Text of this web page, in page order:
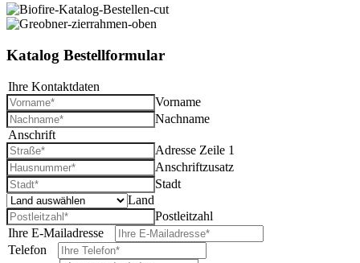
Katalog Bestellformular
Ihre Kontaktdaten
Vorname
Nachname
Anschrift
Adresse Zeile 1
Anschriftzusatz
Stadt
Land
Postleitzahl
Ihre E-Mailadresse
Telefon